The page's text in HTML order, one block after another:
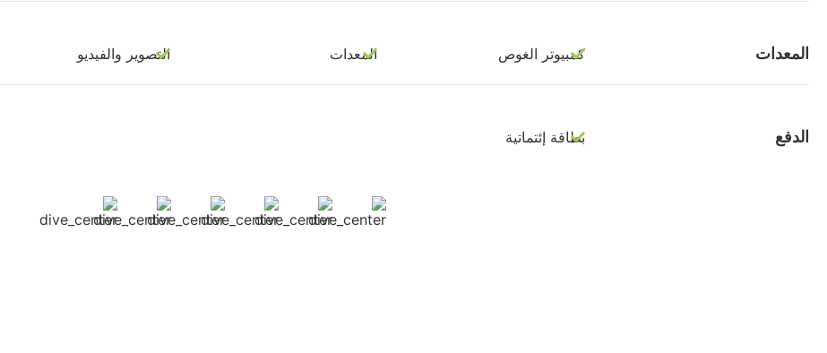
المعدات كمبيوتر الغوص المعدات التصوير والفيديو
الدفع بطاقة إئتماتية